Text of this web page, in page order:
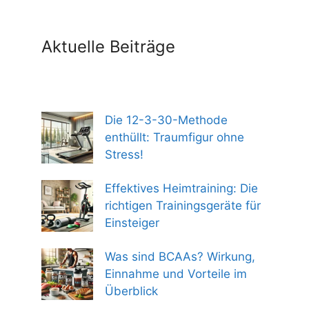
Aktuelle Beiträge
Die 12-3-30-Methode
enthüllt: Traumfigur ohne
Stress!
Effektives Heimtraining: Die
richtigen Trainingsgeräte für
Einsteiger
Was sind BCAAs? Wirkung,
Einnahme und Vorteile im
Überblick